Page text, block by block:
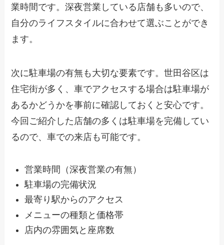
業時間です。深夜営業している店舗も多いので、
自分のライフスタイルに合わせて選ぶことができ
ます。
次に駐車場の有無も大切な要素です。世田谷区は
住宅街が多く、車でアクセスする場合は駐車場が
あるかどうかを事前に確認しておくと安心です。
今回ご紹介した店舗の多くは駐車場を完備してい
るので、車での来店も可能です。
営業時間（深夜営業の有無）
駐車場の完備状況
最寄り駅からのアクセス
メニューの種類と価格帯
店内の雰囲気と座席数